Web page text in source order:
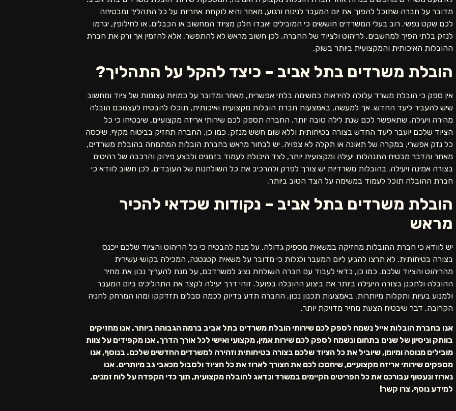
מדובר על חברה שתוכל להפוך את יום המעבר לנינוח ורגוע, מאחר והיא לוקחת אחריות על כל התהליך ומבטיחה
לכם שקט נפשי. רוב בעלי המשרדים חוששים כי המובילים יאבדו חלק מציוד המחשוב או הכבלים, או לחילופין, יגרמו
לנזק בלתי הפיך למחשבים, לריהוט ולציוד של החברה. לכן חשוב מראש לא להתפשר, אלא להזמין אך ורק את חברת
ההובלות האיכותית והמקצועית ביותר בשוק.
הובלת משרדים בתל אביב – כיצד להקל על התהליך?
אין ספק כי הובלת משרד עלולה להיראות כמשימה בלתי אפשרית, מאחר ומדובר על כמויות עצומות של ציוד ומחשוב
שיש להעביר ליעד החדש. אך למעשה, באמצעות חברת הובלות מקצועית ואיכותית, תוכלו להבטיח לעצמכם הובלה
מהירה ויעילה, שתאפשר לכם שנת לילה טובה יותר. החברה תספק לכם שירותי אריזה מקצועיים, שיבטיחו כי כל
הציוד שלכם יועבר ליעד החדש בצורה בטיחותית וללא שום חשש מנזק. כמו כן, החברה תחזיק בביטוח מקיף, שיכסה
כל נזק אפשרי, במקרה של תאונה או תקלה לא צפויה. יש לבחור מראש בחברת הובלות המתמחה בהובלת משרדים,
מאחר והדבר מבטיח התנהלות יעילה ומקצועית יותר, לצד היכולת לעמוד בזמנים ולבצע פירוק והרכבה של רהיטים
בצורה אמינה ויעילה. בהובלות משרדיות יש צורך לפרק ולהרכיב את כל השולחנות של העובדים, לכן חשוב לוודא כי
חברת ההובלה תוכל לעמוד במשימה על הצד הטוב ביותר.
הובלת משרדים בתל אביב – נקודות שכדאי להכיר
מראש
יש לוודא כי חברת ההובלות מחזיקה במשאית מספיק גדולה, על מנת להבטיח כי כל הריהוט והציוד שלכם ייכנס
בצורה בטיחותית. לא תרצו להגיע ליום המעבר ולגלות כי מדובר על משאית קטנטנה, המכילה בקושי עשירית
מהריהוט והציוד שלכם. כמו כן, כדאי לעבוד עם חברה השולחת נציג למשרדכם, על מנת להעריך נכון את מחיר
ההובלה ולתכנן בצורה היעילה ביותר את ביצוע ההובלה בפועל. זוהי דרך יעילה לקצר את התהליכים ביום המעבר
ולמנוע בעיות ותקלות מיותרות. באמצעות תכנון נכון, החברה תדע בדיוק לכמה סבלים תזדקקו ומהו המרחק לחניה
הקרובה, דבר שיבטיח הצעת מחיר מדויקת יותר.
אנו בחברת הובלות אייל נשמח לספק לכם שירותי הובלת משרדים בתל אביב ברמה הגבוהה ביותר. אנו מחזיקים
בוותק וניסיון של שנים בתחום ונשמח לספק לכם שירות אמין, מקצועי ואישי לכל אורך הדרך. אנו מקפידים על צוות
מובילים מנוסה ומיומן, שיוביל את כל הציוד שלכם בצורה בטיחותית וזהירה למשרדים החדשים שלכם. בנוסף, אנו
מספקים שירותי אריזה מקצועיים, שיחסכו לכם את הצורך לארוז את כל הציוד ולסבול מכאבי גב מיותרים. אנו
נארוז ונעטוף עבורכם את כל הפריטים הקיימים במשרד ונדאג להובלה מקצועית, תוך כדי הקפדה על לוח זמנים.
למידע נוסף, צרו קשר!